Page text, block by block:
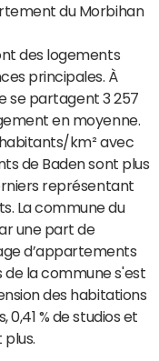
du Morbihan
des logements
principales. À
se partagent 3 257
en moyenne.
km² avec
de Baden sont plus
représentant
La commune du
une part de
d’appartements
de la commune s'est
des habitations
0,41 % de studios et